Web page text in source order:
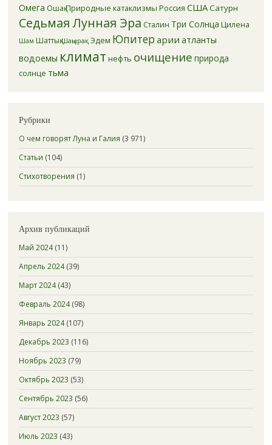
Омега Ошақ Природные катаклизмы Россия СШАСатурн
Седьмая Лунная Эра Сталин Три Солнца Цилена
Шам Шаттық Шаңырақ Эдем Юпитер арии атланты
водоемы климат нефть очищение природа
солнце тьма
Рубрики
О чем говорят Луна и Галия (3 971)
Статьи (104)
Стихотворения (1)
Архив публикаций
Май 2024(11)
Апрель 2024(39)
Март 2024(43)
Февраль 2024(98)
Январь 2024(107)
Декабрь 2023 (116)
Ноябрь 2023 (79)
Октябрь 2023 (53)
Сентябрь 2023 (56)
Август 2023 (57)
Июль 2023 (43)